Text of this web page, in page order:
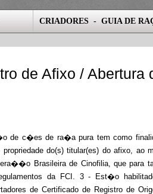
CRIADORES - GUIA DE
de Afixo / Abertura
de c�es de ra�a pura tem como
do(s) titular(es) do afixo, ao
Brasileira de Cinofilia, que para
da FCI. 3 - Est�o
de Certificado de Registro de